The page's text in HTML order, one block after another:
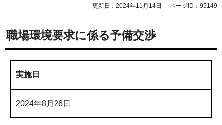
更新日：2024年11月14日 ページID：95149
職場環境要求に係る予備交渉
実施日
2024年8月26日